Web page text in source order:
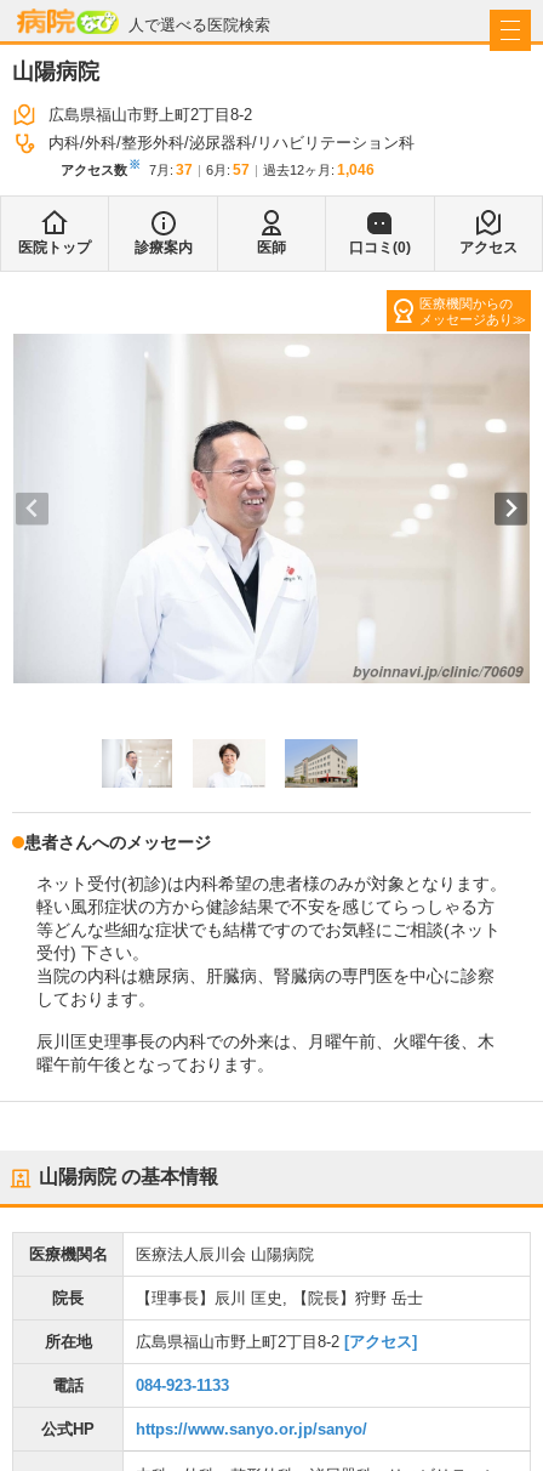
人で選べる医院検索
病院なび
山陽病院
広島県福山市野上町2丁目8-2
内科 外科 整形外科 泌尿器科 リハビリテーション科
アクセス数※ 7月 : 37 6月 : 57 過去12ヶ月: 1,046
医院トップ 診療案内 医師 口コミ(0) アクセス
医療機関からの
メッセージあり
患者さんへのメッセージ
ネット受付(初診)は内科希望の患者様のみが対象となります。
軽い風邪症状の方から健診結果で不安を感じてらっしゃる方
等どんな些細な症状でも結構ですのでお気軽にご相談(ネット
受付) 下さい。
当院の内科は糖尿病、肝臓病、腎臓病の専門医を中心に診察
しております。
辰川匡史理事長の内科での外来は、月曜午前、火曜午後、木
曜午前午後となっております。
山陽病院の基本情報
医療機関名 医療法人辰川会 山陽病院
院長 【理事長】辰川 匡史, 【院長】狩野 岳士
所在地 広島県福山市野上町2丁目8-2 [アクセス]
電話 084-923-1133
公式HP https://www.sanyo.or.jp/sanyo/